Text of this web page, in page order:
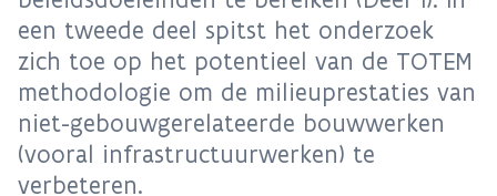
een tweede deel spitst het onderzoek
zich toe op het potentieel van de TOTEM
methodologie om de milieuprestaties van
niet-gebouwgerelateerde bouwwerken
(vooral infrastructuurwerken) te
verbeteren.